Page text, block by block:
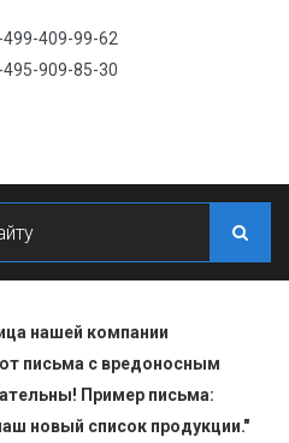
499-409-99-62
495-909-85-30
нашей компании
письма с вредоносным
Пример письма:
новый список продукции."